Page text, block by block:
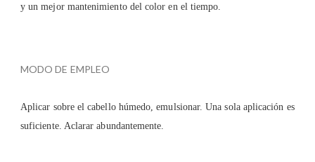
y un mejor mantenimiento del color en el tiempo.
MODO DE EMPLEO
Aplicar sobre el cabello húmedo, emulsionar. Una sola aplicación es
suficiente. Aclarar abundantemente.